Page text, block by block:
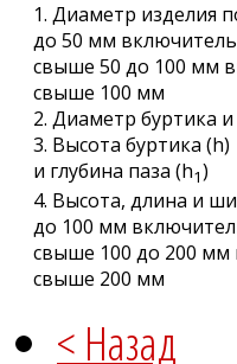
1. Диаметр изделия
до 50 мм
свыше 50 до 100 мм
свыше 100 мм
2. Диаметр буртика и
3. Высота буртика (h)
и глубина паза (h1)
4. Высота, длина и
до 100 мм
свыше 100 до 200 мм
свыше 200 мм
< Назад